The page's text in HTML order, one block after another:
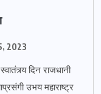
2023
दिन राजधानी
उभय महाराष्ट्र